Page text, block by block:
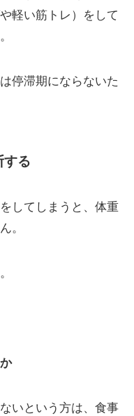
軽い筋トレ）をして
停滞期にならないた
する
してしまうと、体重
。
いという方は、食事